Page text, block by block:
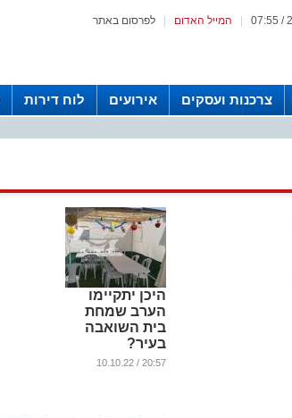
לפרסום באתר המייל האדום
צרכנות ועסקים אירועים לוח דירות
היכן יתקיימו
הערב שמחת
בית השואבה
בעיר?
...
20:57 / 10.10.22